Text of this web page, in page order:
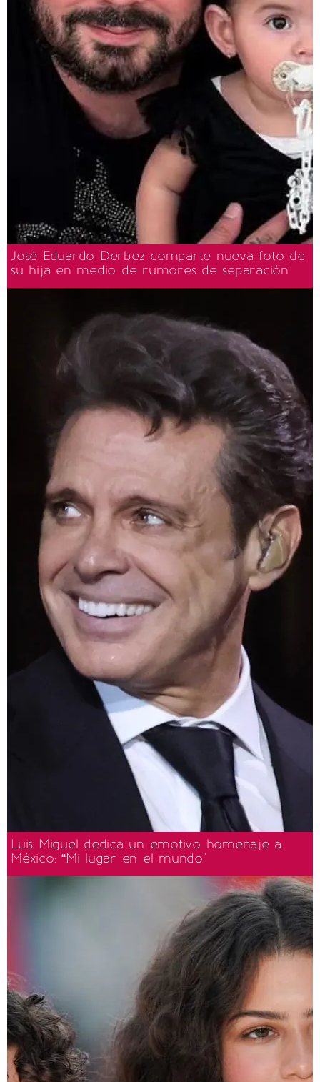
José Eduardo Derbez comparte nueva foto de
su hija en medio de rumores de separación
Luis Miguel dedica un emotivo homenaje a
México: “Mi lugar en el mundo"